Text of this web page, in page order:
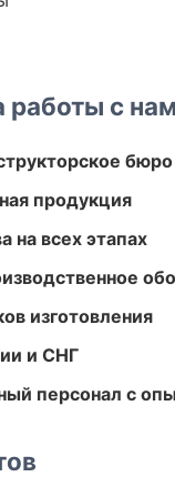
с
бюро
продукция
на всех этапах
изготовления
и СНГ
персонал с